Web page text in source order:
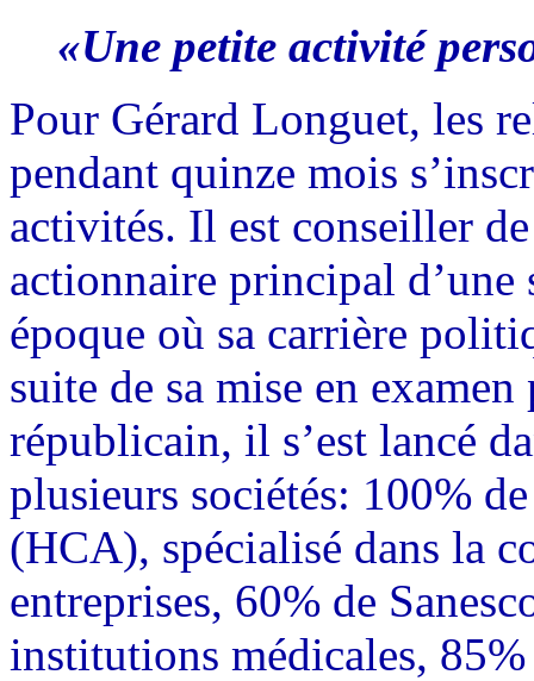
«Une petite activité
Pour Gérard Longuet, les
pendant quinze mois
activités. Il est conseiller
actionnaire principal
époque où sa carrière
suite de sa mise en
républicain, il s’est lancé
plusieurs sociétés: 100%
(HCA), spécialisé dans la
entreprises, 60% de
institutions médicales,